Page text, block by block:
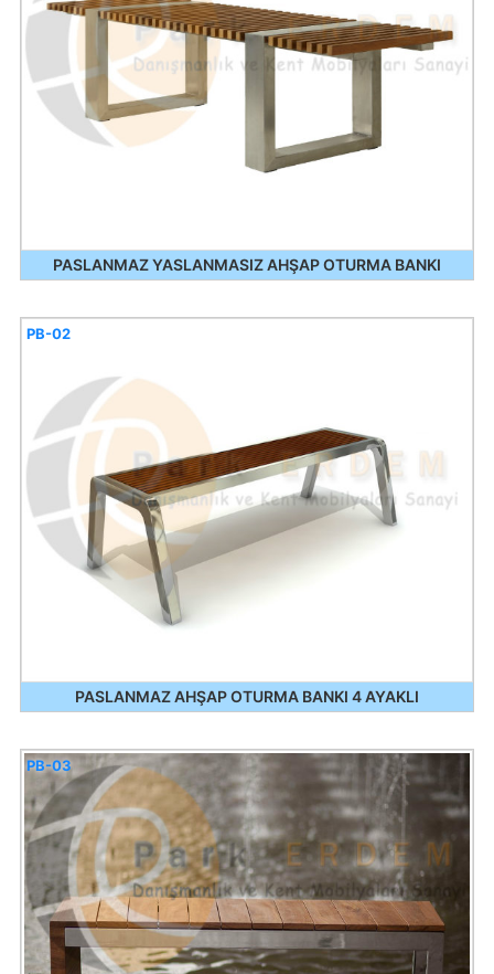
PASLANMAZ YASLANMASIZ AHŞAP OTURMA BANKI
PASLANMAZ AHŞAP OTURMA BANKI 4 AYAKLI
PB-02
PB-03